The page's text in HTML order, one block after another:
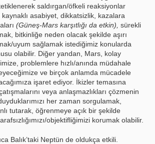
saldırgan/öfkeli reaksiyonlar
kaynaklı asabiyet, dikkatsizlik, kazalara
(Güneş-Mars karşıtlığı da etkin), sürekli
bitkinliğe neden olacak şekilde aşırı
uyum sağlamak istediğimiz konularda
olabilir. Diğer yandan, Mars, kolay
problemlere hızlı/anında müdahale
ve birçok anlamda mücadele
işaret ediyor. İkizler temasına
veya anlaşmazlıkları çözmenin
her zaman sorgulamak,
tutarak, öğrenmeye açık bir şekilde
objektifliğimizi korumak olabilir.
Balık’taki Neptün de oldukça etkili.